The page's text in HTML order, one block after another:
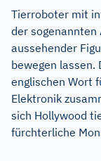
Tierroboter mit
der
aussehender
bewegen lassen.
englischen Wort
Elektronik
sich Hollywood
fürchterliche